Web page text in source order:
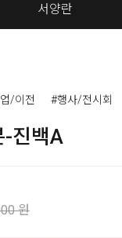
서양란
/이전 #행사/전시회
-진백A
원